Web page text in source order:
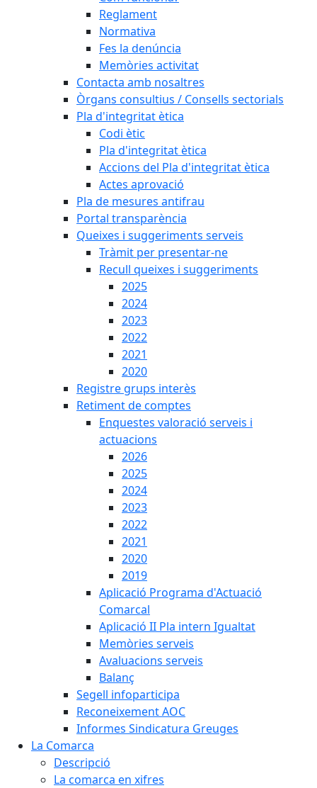
Reglament
Normativa
Fes la denúncia
Memòries activitat
Contacta amb nosaltres
Òrgans consultius / Consells sectorials
Pla d'integritat ètica
Codi ètic
Pla d'integritat ètica
Accions del Pla d'integritat ètica
Actes aprovació
Pla de mesures antifrau
Portal transparència
Queixes i suggeriments serveis
Tràmit per presentar-ne
Recull queixes i suggeriments
2025
2024
2023
2022
2021
2020
Registre grups interès
Retiment de comptes
Enquestes valoració serveis i
actuacions
2026
2025
2024
2023
2022
2021
2020
2019
Aplicació Programa d'Actuació
Comarcal
Aplicació II Pla intern Igualtat
Memòries serveis
Avaluacions serveis
Balanç
Segell infoparticipa
Reconeixement AOC
Informes Sindicatura Greuges
La Comarca
Descripció
La comarca en xifres